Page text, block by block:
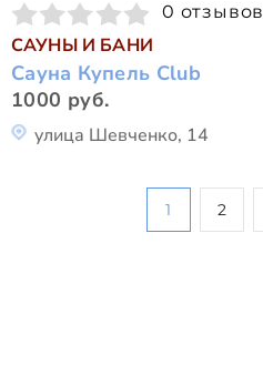
0 отзывов
САУНЫ И БАНИ
Сауна Купель Club
1000 руб.
улица Шевченко, 14
1 2